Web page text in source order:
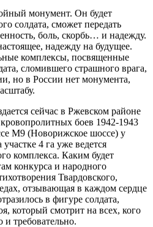
монумент. Он будет
солдата, сможет передать
боль, скорбь… и надежду.
надежду на будущее.
комплексы, посвященные
сломившего страшного врага,
но в России нет монумента,
сейчас в Ржевском районе
боев 1942-1943
М9 (Новорижское шоссе) у
4 га уже ведется
комплекса. Каким будет
конкурса и народного
Твардовского,
отзывающая в каждом сердце
в фигуре солдата,
который смотрит на всех, кого
и требовательно.